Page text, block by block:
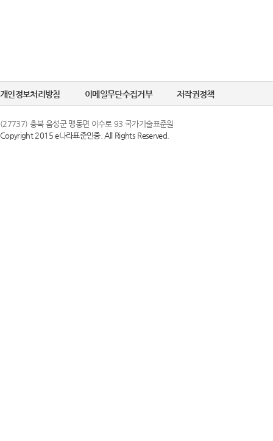
개인정보처리방침 이메일무단수집거부 저작권정책
(27737) 충북 음성군 맹동면 이수로 93 국가기술표준원
Copyright 2015 e나라표준인증. All Rights Reserved.